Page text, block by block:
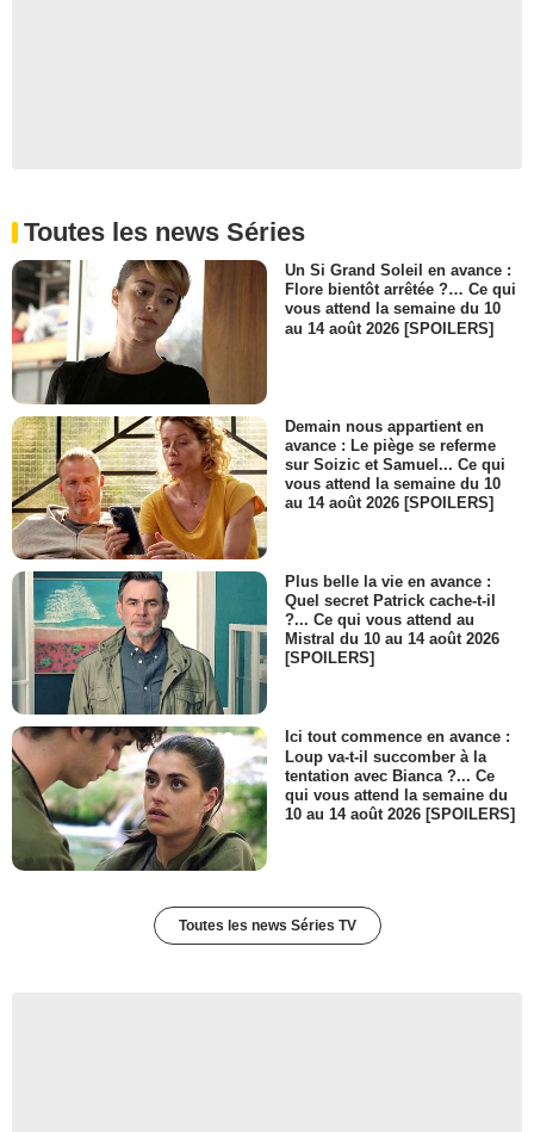
Toutes les news Séries
Un Si Grand Soleil en avance :
Flore bientôt arrêtée ?… Ce qui
vous attend la semaine du 10
au 14 août 2026 [SPOILERS]
Demain nous appartient en
avance : Le piège se referme
sur Soizic et Samuel... Ce qui
vous attend la semaine du 10
au 14 août 2026 [SPOILERS]
Plus belle la vie en avance :
Quel secret Patrick cache-t-il
?... Ce qui vous attend au
Mistral du 10 au 14 août 2026
[SPOILERS]
Ici tout commence en avance :
Loup va-t-il succomber à la
tentation avec Bianca ?... Ce
qui vous attend la semaine du
10 au 14 août 2026 [SPOILERS]
Toutes les news Séries TV